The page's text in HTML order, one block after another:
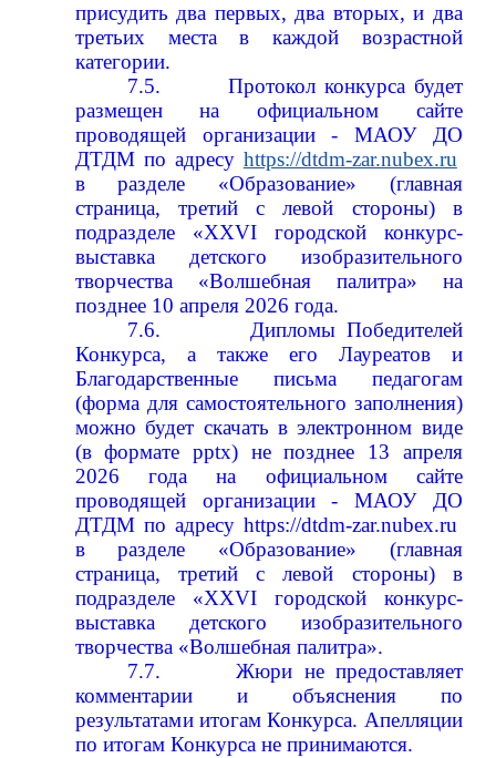
присудить два первых, два вторых, и два
третьих места в
каждой возрастной
категории.
7.5.
Протокол конкурса будет
размещен на официальном сайте
проводящей организации - МАОУ ДО
ДТДМ по адресу https://dtdm-zar.nubex.ru
в разделе «Образование» (главная
страница, третий с левой стороны) в
подразделе «XXVI городской конкурс-
выставка детского изобразительного
творчества «Волшебная палитра» на
позднее 10 апреля 2026 года.
7.6.
Дипломы Победителей
Конкурса, а также его Лауреатов и
Благодарственные письма педагогам
(форма для самостоятельного заполнения)
можно будет скачать в электронном виде
(в формате pptx) не позднее 13 апреля
2026 года на официальном сайте
проводящей организации - МАОУ ДО
ДТДМ по адресу https://dtdm-zar.nubex.ru
в разделе «Образование» (главная
страница, третий с левой стороны) в
подразделе «XXVI городской конкурс-
выставка детского изобразительного
творчества «Волшебная палитра».
7.7.
Жюри не предоставляет
комментарии
и объяснения
по
результатами итогам Конкурса. Апелляции
по итогам Конкурса не принимаются.